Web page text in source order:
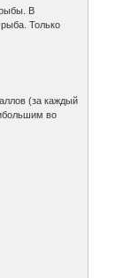
В
Только
(за каждый
во